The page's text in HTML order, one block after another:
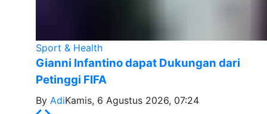
Sport & Health
Gianni Infantino dapat Dukungan dari
Petinggi FIFA
By AdiKamis, 6 Agustus 2026, 07:24